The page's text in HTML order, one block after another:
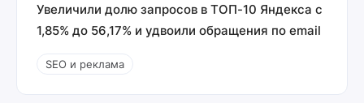
Увеличили долю запросов в ТОП-10 Яндекса с
1,85% до 56,17% и удвоили обращения по email
SEO и реклама